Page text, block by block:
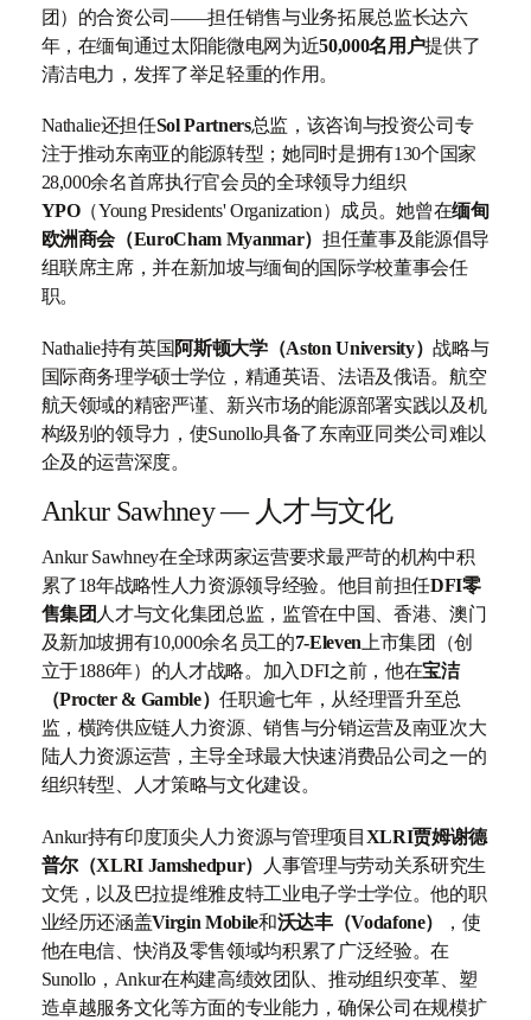
团）的合资公司——担任销售与业务拓展总监长达六
年，在缅甸通过太阳能微电网为近50,000名用户提供了
清洁电力，发挥了举足轻重的作用。
Nathalie还担任Sol Partners总监，该咨询与投资公司专
注于推动东南亚的能源转型；她同时是拥有130个国家
28,000余名首席执行官会员的全球领导力组织
YPO（Young Presidents' Organization）成员。她曾在缅甸
欧洲商会（EuroCham Myanmar） 担任董事及能源倡导
组联席主席，并在新加坡与缅甸的国际学校董事会任
职。
Nathalie持有英国 阿斯顿大学（Aston University）战略与
国际商务理学硕士学位，精通英语、法语及俄语。航空
航天领域的精密严谨、新兴市场的能源部署实践以及机
构级别的领导力，使Sunollo具备了东南亚同类公司难以
企及的运营深度。
Ankur Sawhney — 人才与文化
Ankur Sawhney在全球两家运营要求最严苛的机构中积
累了18年战略性人力资源领导经验。他目前担任DFI零
售集团 人才与文化集团总监，监管在中国、香港、澳门
及新加坡拥有10,000余名员工的7-Eleven 上市集团（创
立于1886年）的人才战略。加入DFI之前，他在宝洁
（Procter & Gamble）任职逾七年，从经理晋升至总
监，横跨供应链人力资源、销售与分销运营及南亚次大
陆人力资源运营，主导全球最大快速消费品公司之一的
组织转型、人才策略与文化建设。
Ankur持有印度顶尖人力资源与管理项目 XLRI贾姆谢德
普尔（XLRI Jamshedpur）
人事管理与劳动关系研究生
文凭，以及巴拉提维雅皮特工业电子学士学位。他的职
业经历还涵盖Virgin Mobile和沃达丰（Vodafone）
，使
他在电信、快消及零售领域均积累了广泛经验。在
Sunollo，Ankur在构建高绩效团队、推动组织变革、塑
造卓越服务文化等方面的专业能力，确保公司在规模扩